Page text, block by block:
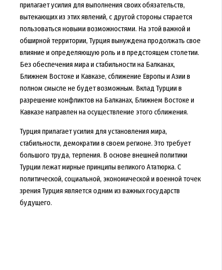
прилагает усилия для выполнения своих обязательств,
вытекающих из этих явлений, с другой стороны старается
пользоваться новыми возможностями. На этой важной и
обширной территории, Турция вынуждена продолжать свое
влияние и определяющую роль и в предстоящем столетии.
Без обеспечения мира и стабильности на Балканах,
Ближнем Востоке и Кавказе, сближение Европы и Азии в
полном смысле не будет возможным. Вклад Турции в
разрешение конфликтов на Балканах, Ближнем Востоке и
Кавказе направлен на осуществление этого сближения.
Турция прилагает усилия для установления мира,
стабильности, демократии в своем регионе. Это требует
большого труда, терпения. В основе внешней политики
Турции лежат мирные принципы великого Ататюрка. С
политической, социальной, экономической и военной точек
зрения Турция является одним из важных государств
будущего.